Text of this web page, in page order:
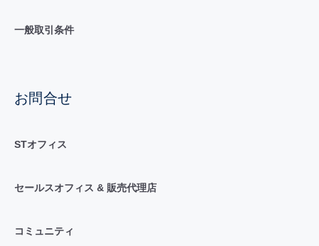
一般取引条件
お問合せ
STオフィス
セールスオフィス & 販売代理店
コミュニティ